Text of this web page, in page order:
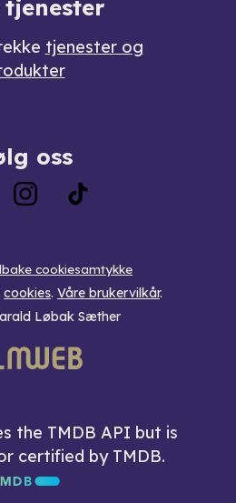
tjenester
tjenester og
oss
cookiesamtykke
cookies. Våre brukervilkår.
Løbak Sæther
the TMDB API but is
certified by TMDB.